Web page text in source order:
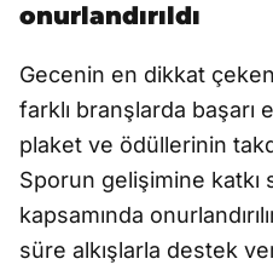
onurlandırıldı
Gecenin en dikkat
farklı branşlarda başarı
plaket ve ödüllerinin
Sporun gelişimine
kapsamında
süre alkışlarla destek